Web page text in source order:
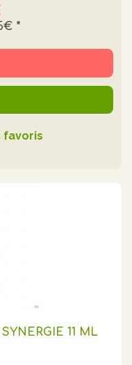
*
favoris
11 ML